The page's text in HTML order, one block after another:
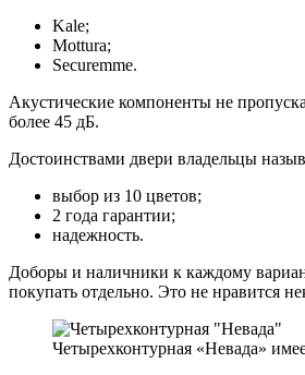
Kale;
Mottura;
Securemme.
Акустические компоненты не
более 45 дБ.
Достоинствами двери владельцы
выбор из 10 цветов;
2 года гарантии;
надежность.
Доборы и наличники к каждому
покупать отдельно. Это не нравится
Четырехконтурная «Невада»